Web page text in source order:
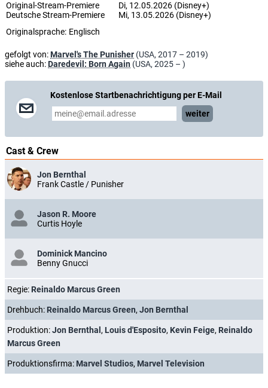
Original-Stream-Premiere
Di, 12.05.2026 (Disney+)
Deutsche Stream-Premiere
Mi, 13.05.2026 (Disney+)
Originalsprache: Englisch
gefolgt von:Marvel's The Punisher (USA, 2017 – 2019)
siehe auch:Daredevil: Born Again (USA, 2025 – )
Kostenlose Startbenachrichtigung per E-Mail
weiter
Cast & Crew
Jon Bernthal
Frank Castle / Punisher
Jason R. Moore
Curtis Hoyle
Dominick Mancino
Benny Gnucci
Regie: Reinaldo Marcus Green
Drehbuch: Reinaldo Marcus Green, Jon Bernthal
Produktion:Jon Bernthal , Louis d'Esposito, Kevin Feige, Reinaldo
Marcus Green
Produktionsfirma: Marvel Studios, Marvel Television